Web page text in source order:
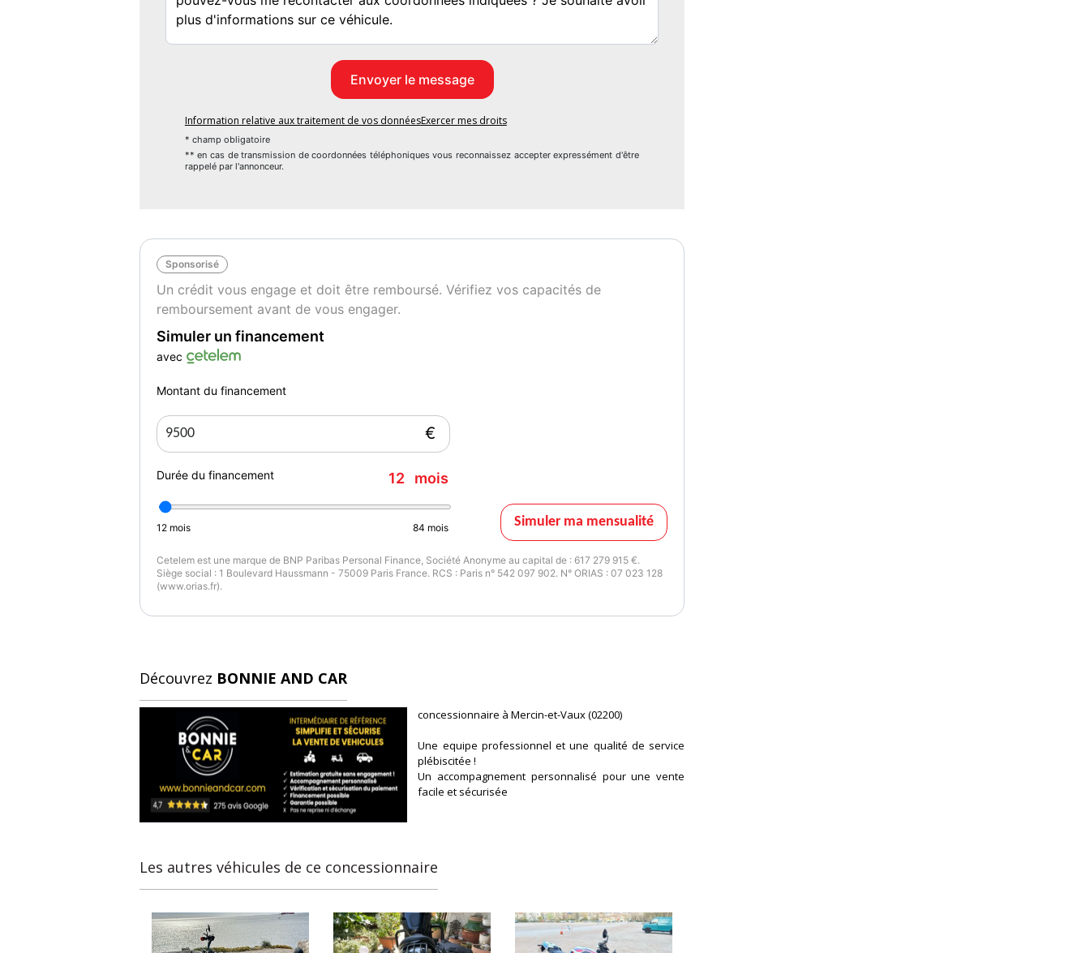
[Transmission] : Kit Chaine - Bon état
[Mécaniques] : aucun défaut
ZOOM TECHNIQUE
Moteur High Torque 1200cc : Un bicylindre gorgé de couple dès les bas régimes,
- offrant une conduite souple et raffinée.
- antipatinage déconnectable et modes de conduite pour une sécurité moderne sous un look vintage.
Equipements :
- energie : essence
- millesime : 2023
- kilometrage : 5300
- couleur : bleu
- classe critair : oui
- esp : non
- radar aide stationnement : non
Couleur
Information relative aux traitement de vos donnéesExercer mes droits
* champ obligatoire
** en cas de transmission de coordonnées téléphoniques vous reconnaissez accepter expressément d'être
rappelé par l'annonceur.
Sponsorisé
Un crédit vous engage et doit être remboursé. Vérifiez vos capacités de
remboursement avant de vous engager.
Simuler un financement
avec
Montant du financement
€
Durée du financement 12 mois
12 mois 84 mois Simuler ma mensualité
Cetelem est une marque de BNP Paribas Personal Finance, Société Anonyme au capital de : 617 279 915 €.
Siège social : 1 Boulevard Haussmann - 75009 Paris France. RCS : Paris n° 542 097 902. N° ORIAS : 07 023 128
(www.orias.fr).
Découvrez BONNIE AND CAR
concessionnaire à Mercin-et-Vaux (02200)
Une equipe professionnel et une qualité de service
plébiscitée !
Un accompagnement personnalisé pour une vente
facile et sécurisée
Les autres véhicules de ce concessionnaire